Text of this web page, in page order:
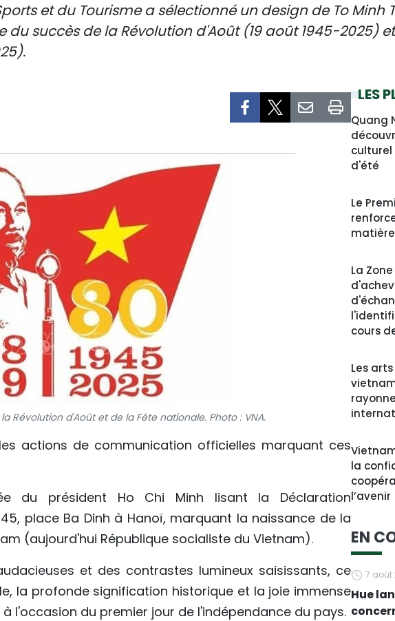
et du Tourisme a sélectionné un design de To Minh
succès de la Révolution d'Août (19 août 1945-2025)
Révolution d'Août et de la Fête nationale. Photo : VNA.
actions de communication officielles marquant ces
du président Ho Chi Minh lisant la Déclaration
place Ba Dinh à Hanoï, marquant la naissance de la
(aujourd'hui République socialiste du Vietnam).
et des contrastes lumineux saisissants, ce
la profonde signification historique et la joie immense
l'occasion du premier jour de l'indépendance du pays.
LES
Quang
d'été
Le
La
cours
Les
la
l’avenir
EN
7 août
Hue